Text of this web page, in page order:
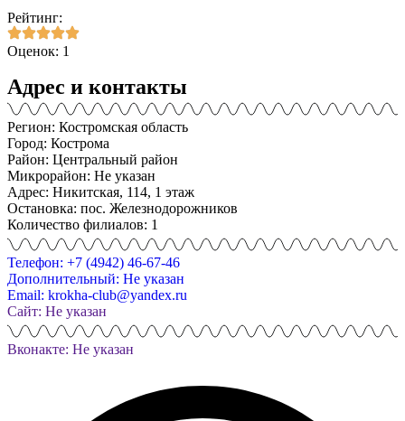
Рейтинг:
Оценок: 1
Адрес и контакты
Регион: Костромская область
Город: Кострома
Район: Центральный район
Микрорайон: Не указан
Адрес: Никитская, 114, 1 этаж
Остановка: пос. Железнодорожников
Количество филиалов: 1
Телефон: +7 (4942) 46-67-46
Дополнительный: Не указан
Email: krokha-club@yandex.ru
Сайт: Не указан
Вконакте: Не указан